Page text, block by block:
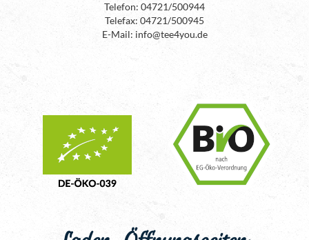
Telefon: 04721/500944
Telefax: 04721/500945
E-Mail: info@tee4you.de